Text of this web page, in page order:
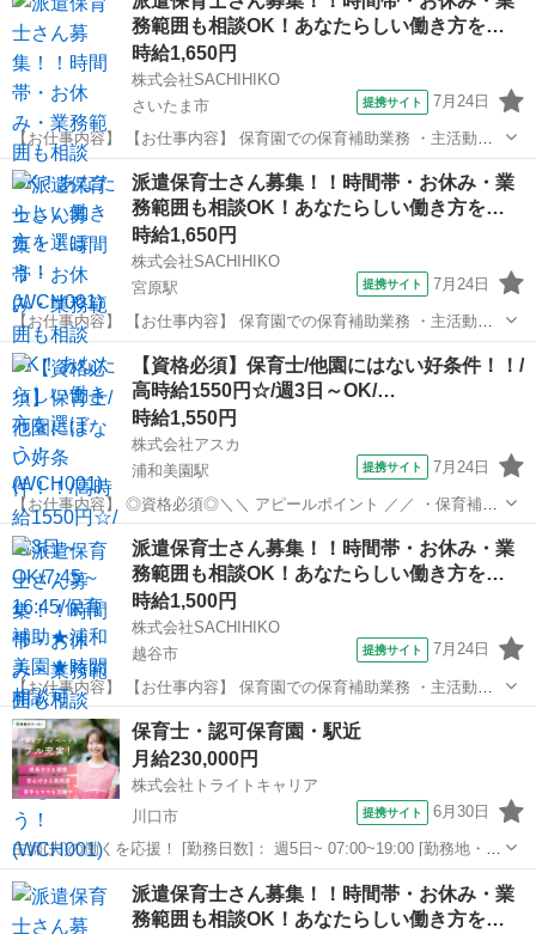
務範囲も相談OK！あなたらしい働き方を…
時給1,650円
株式会社SACHIHIKO
さいたま市
提携サイト 7月24日
【お仕事内容】 【お仕事内容】 保育園での保育補助業務 ・主活動の
サポート(散歩、手遊び、読み聞かせ等) ・給食、おやつ等の介助 ・午
睡チェック ・清掃、消毒等の衛生管理 ◆保育補助とは… ・遊びの見
守り ・園児の身の回り...
埼玉 さいたま市 保育士
派遣保育士さん募集！！時間帯・お休み・業
務範囲も相談OK！あなたらしい働き方を…
時給1,650円
株式会社SACHIHIKO
宮原駅
提携サイト 7月24日
【お仕事内容】 【お仕事内容】 保育園での保育補助業務 ・主活動の
サポート(散歩、手遊び、読み聞かせ等) ・給食、おやつ等の介助 ・午
睡チェック ・清掃、消毒等の衛生管理 ◆保育補助とは… ・遊びの見
守り ・園児の身の回り...
埼玉 さいたま市 宮原駅 保育士
【資格必須】保育士/他園にはない好条件！！/
高時給1550円☆/週3日～OK/…
時給1,550円
株式会社アスカ
浦和美園駅
提携サイト 7月24日
【お仕事内容】 ◎資格必須◎＼＼ アピールポイント ／／ ・保育補助
のお手伝い 子育て経験活かせます★ ・勤務日数 時間ともにご相談可
能〇 ・車通勤OK ブランクあっても問題なし 《 勤務時間 》 ・7:45
～16:45...
埼玉 さいたま市 浦和美園駅 保育士
派遣保育士さん募集！！時間帯・お休み・業
務範囲も相談OK！あなたらしい働き方を…
時給1,500円
株式会社SACHIHIKO
越谷市
提携サイト 7月24日
【お仕事内容】 【お仕事内容】 保育園での保育補助業務 ・主活動の
サポート(散歩、手遊び、読み聞かせ等) ・給食、おやつ等の介助 ・午
睡チェック ・清掃、消毒等の衛生管理 ◆保育補助とは… ・遊びの見
守り ・園児の身の回り...
埼玉 越谷市 保育士
保育士・認可保育園・駅近
月給230,000円
株式会社トライトキャリア
川口市
提携サイト 6月30日
主婦(夫)の働くを応援！ [勤務日数]： 週5日~ 07:00~19:00 [勤務地・最
寄駅]： 埼玉県川口市里1608-1 有限会社いちご保育園 いちご保育園 鳩
ケ谷駅徒歩4分 [職種名]：保育士・認可保育園・駅近...
埼玉 川口市 保育士
派遣保育士さん募集！！時間帯・お休み・業
務範囲も相談OK！あなたらしい働き方を…